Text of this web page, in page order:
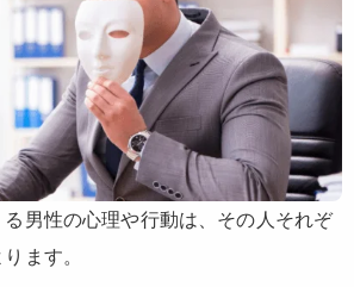
男性の心理や行動は、その人それぞ
ます。